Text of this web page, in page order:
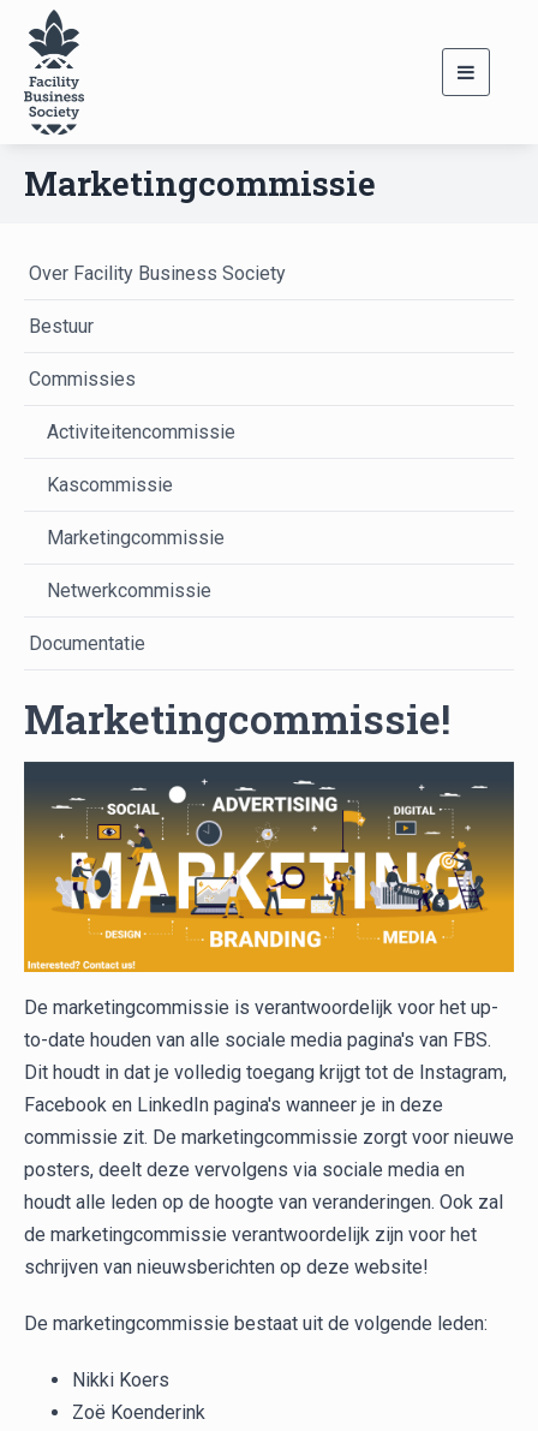
Toggle
Marketingcommissie
Over Facility Business Society
Bestuur
Commissies
Activiteitencommissie
Kascommissie
Marketingcommissie
Netwerkcommissie
Documentatie
Marketingcommissie!
De marketingcommissie is verantwoordelijk voor het up-
to-date houden van alle sociale media pagina's van FBS.
Dit houdt in dat je volledig toegang krijgt tot de Instagram,
Facebook en LinkedIn pagina's wanneer je in deze
commissie zit. De marketingcommissie zorgt voor nieuwe
posters, deelt deze vervolgens via sociale media en
houdt alle leden op de hoogte van veranderingen. Ook zal
de marketingcommissie verantwoordelijk zijn voor het
schrijven van nieuwsberichten op deze website!
De marketingcommissie bestaat uit de volgende leden:
Nikki Koers
Zoë Koenderink